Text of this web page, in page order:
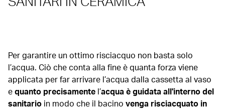
Per garantire un ottimo risciacquo non basta solo
l’acqua. Ciò che conta alla fine è quanta forza viene
applicata per far arrivare l’acqua dalla cassetta al vaso
equanto precisamente l’acqua è guidata all'interno del
sanitario in modo che il bacino venga risciacquato in